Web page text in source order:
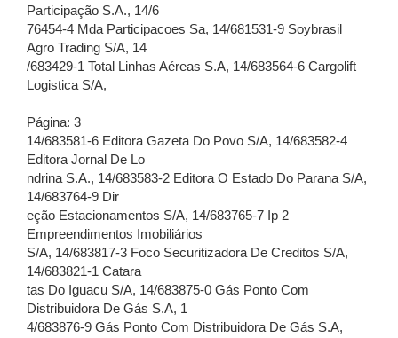
Participação S.A., 14/6
76454-4 Mda Participacoes Sa, 14/681531-9 Soybrasil
Agro Trading S/A, 14
/683429-1 Total Linhas Aéreas S.A, 14/683564-6 Cargolift
Logistica S/A,
Página: 3
14/683581-6 Editora Gazeta Do Povo S/A, 14/683582-4
Editora Jornal De Lo
ndrina S.A., 14/683583-2 Editora O Estado Do Parana S/A,
14/683764-9 Dir
eção Estacionamentos S/A, 14/683765-7 Ip 2
Empreendimentos Imobiliários
S/A, 14/683817-3 Foco Securitizadora De Creditos S/A,
14/683821-1 Catara
tas Do Iguacu S/A, 14/683875-0 Gás Ponto Com
Distribuidora De Gás S.A, 1
4/683876-9 Gás Ponto Com Distribuidora De Gás S.A,